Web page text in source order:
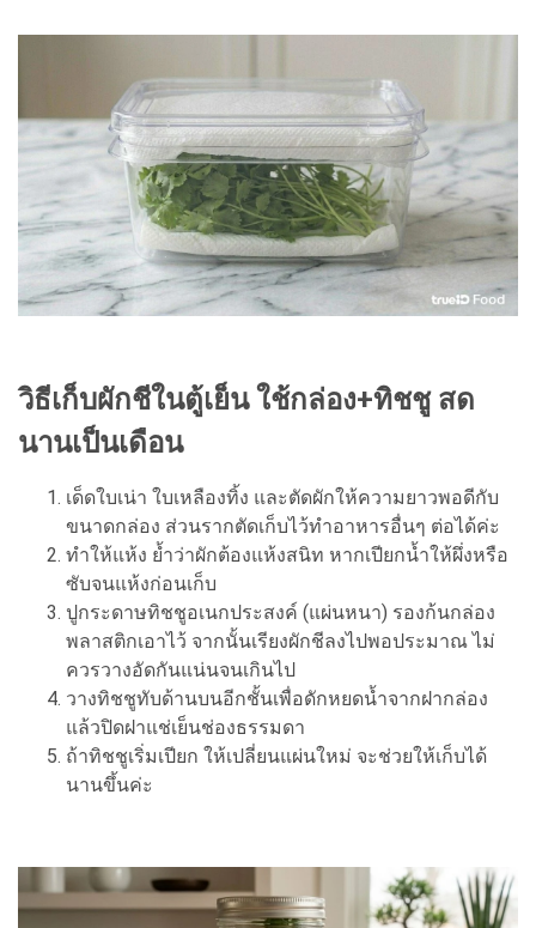
วิธีเก็บผักชีในตู้เย็น ใช้กล่อง+ทิชชู สด
นานเป็นเดือน
เด็ดใบเน่า ใบเหลืองทิ้ง และตัดผักให้ความยาวพอดีกับ
ขนาดกล่อง ส่วนรากตัดเก็บไว้ทำอาหารอื่นๆ ต่อได้ค่ะ
ทำให้แห้ง ย้ำว่าผักต้องแห้งสนิท หากเปียกน้ำให้ผึ่งหรือ
ซับจนแห้งก่อนเก็บ
ปูกระดาษทิชชูอเนกประสงค์ (แผ่นหนา) รองก้นกล่อง
พลาสติกเอาไว้ จากนั้นเรียงผักชีลงไปพอประมาณ ไม่
ควรวางอัดกันแน่นจนเกินไป
วางทิชชูทับด้านบนอีกชั้นเพื่อดักหยดน้ำจากฝากล่อง
แล้วปิดฝาแช่เย็นช่องธรรมดา
ถ้าทิชชูเริ่มเปียก ให้เปลี่ยนแผ่นใหม่ จะช่วยให้เก็บได้
นานขึ้นค่ะ